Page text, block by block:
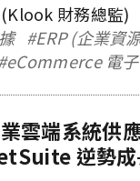
財務總監)
#ERP (企業資
#eCommerce 電
雲端系統供
逆勢